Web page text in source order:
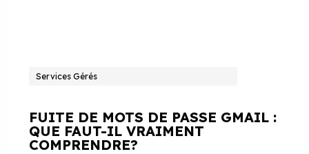
Services Gérés
FUITE DE MOTS DE PASSE GMAIL :
QUE FAUT-IL VRAIMENT
COMPRENDRE?